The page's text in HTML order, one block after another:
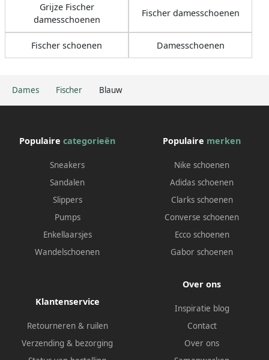
Dames Fischer Blauw
Grijze Fischer
damesschoenen
Fischer damesschoenen
Fischer schoenen Damesschoenen
Populaire categorieën
Sneakers
Sandalen
Slippers
Pumps
Enkellaarsjes
Wandelschoenen
Populaire merken
Nike schoenen
Adidas schoenen
Clarks schoenen
Converse schoenen
Ecco schoenen
Gabor schoenen
Klantenservice
Retourneren & ruilen
Verzending & bezorging
Over ons
Inspiratie blog
Contact
Over ons